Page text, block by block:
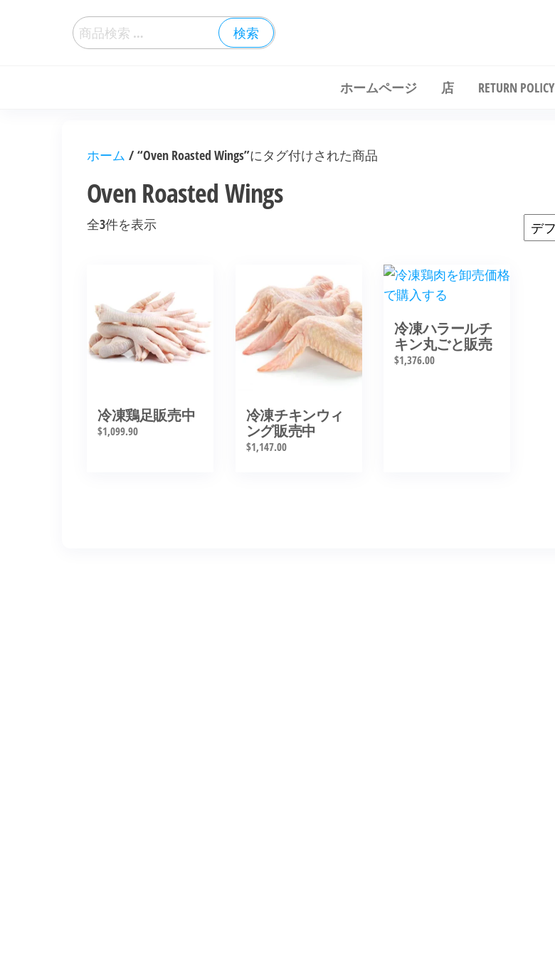
検索
ホームページ 店 RETURN POLICY
ホーム / “Oven Roasted Wings”にタグ付けされた商品
Oven Roasted Wings
全3件を表示
冷凍鶏足販売中
$1,099.90
冷凍チキンウィ
ング販売中
$1,147.00
冷凍ハラールチ
キン丸ごと販売
$1,376.00